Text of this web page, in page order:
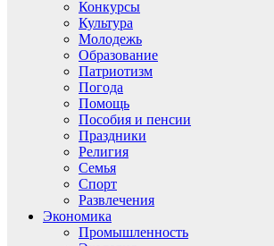
Конкурсы
Культура
Молодежь
Образование
Патриотизм
Погода
Помощь
Пособия и пенсии
Праздники
Религия
Семья
Спорт
Развлечения
Экономика
Промышленность